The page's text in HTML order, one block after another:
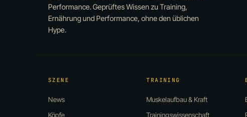
Performance. Geprüftes Wissen zu Training,
Ernährung und Performance, ohne den üblichen
Hype.
SZENE
News
Köpfe
TRAINING
Muskelaufbau & Kraft
Trainingswissenschaft